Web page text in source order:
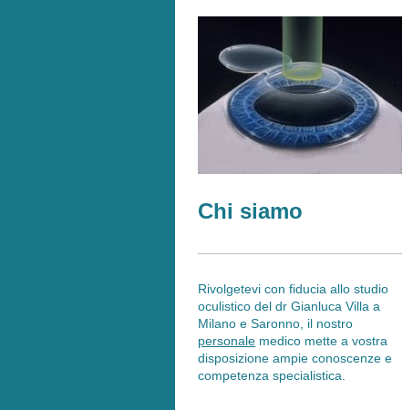
Chi siamo
Rivolgetevi con fiducia allo studio
oculistico del dr Gianluca Villa a
Milano e Saronno, il nostro
personale medico mette a vostra
disposizione ampie conoscenze e
competenza specialistica.